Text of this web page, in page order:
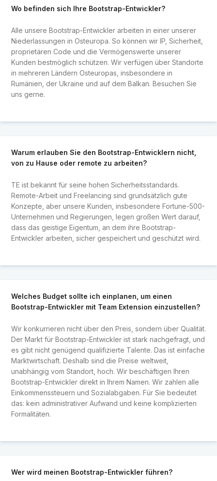
Wo befinden sich Ihre Bootstrap-Entwickler?
Alle unsere Bootstrap-Entwickler arbeiten in einer unserer
Niederlassungen in Osteuropa. So können wir IP, Sicherheit,
proprietären Code und die Vermögenswerte unserer
Kunden bestmöglich schützen. Wir verfügen über Standorte
in mehreren Ländern Osteuropas, insbesondere in
Rumänien, der Ukraine und auf dem Balkan. Besuchen Sie
uns gerne.
Warum erlauben Sie den Bootstrap-Entwicklern nicht,
von zu Hause oder remote zu arbeiten?
TE ist bekannt für seine hohen Sicherheitsstandards.
Remote-Arbeit und Freelancing sind grundsätzlich gute
Konzepte, aber unsere Kunden, insbesondere Fortune-500-
Unternehmen und Regierungen, legen großen Wert darauf,
dass das geistige Eigentum, an dem ihre Bootstrap-
Entwickler arbeiten, sicher gespeichert und geschützt wird.
Welches Budget sollte ich einplanen, um einen
Bootstrap-Entwickler mit Team Extension einzustellen?
Wir konkurrieren nicht über den Preis, sondern über Qualität.
Der Markt für Bootstrap-Entwickler ist stark nachgefragt, und
es gibt nicht genügend qualifizierte Talente. Das ist einfache
Marktwirtschaft. Deshalb sind die Preise weltweit,
unabhängig vom Standort, hoch. Wir beschäftigen Ihren
Bootstrap-Entwickler direkt in Ihrem Namen. Wir zahlen alle
Einkommenssteuern und Sozialabgaben. Für Sie bedeutet
das: kein administrativer Aufwand und keine komplizierten
Formalitäten.
Wer wird meinen Bootstrap-Entwickler führen?